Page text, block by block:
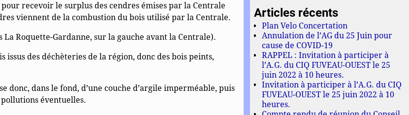
recevoir le surplus des cendres émises par la Centrale
viennent de la combustion du bois utilisé par la Centrale.
La Roquette-Gardanne, sur la gauche avant la Centrale).
issus des déchèteries de la région, donc des bois peints,
donc, dans le fond, d’une couche d’argile imperméable, puis
éventuelles.
Articles récents
Plan Velo Concertation
Annulation de l’AG du 25 Juin pour
cause de COVID-19
RAPPEL : Invitation à participer à
l’A.G. du CIQ FUVEAU-OUEST le 25
juin 2022 à 10 heures.
Invitation à participer à l’A.G. du CIQ
FUVEAU-OUEST le 25 juin 2022 à 10
heures.